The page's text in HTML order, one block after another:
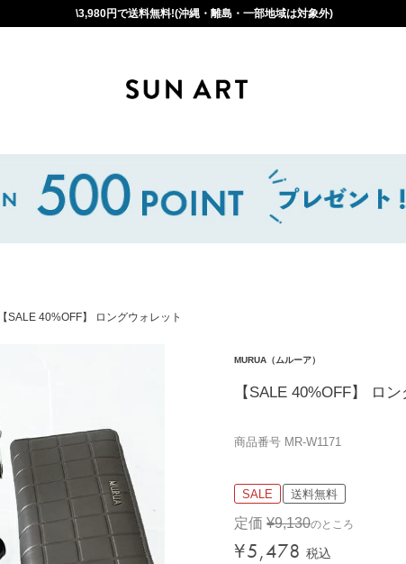
\3,980円で送料無料!(沖縄・離島・一部地域は対象外)
【SALE 40%OFF】 ロングウォレット
MURUA（ムルーア）
【SALE 40%OFF】 ロ
商品番号 MR-W1171
SALE 送料無料
定価 ¥9,130のところ
¥5,478 税込